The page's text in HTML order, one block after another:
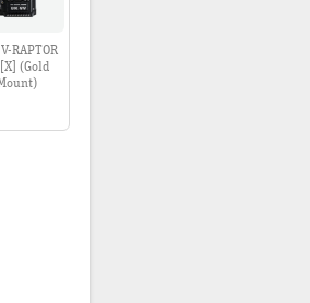
RAPTOR
(Gold